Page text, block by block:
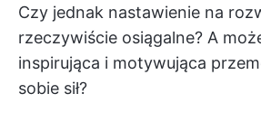
Czy jednak nastawienie na
rzeczywiście osiągalne? A
inspirująca i motywująca
sobie sił?